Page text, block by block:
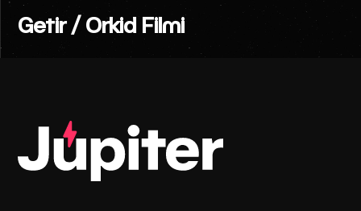
Getir / Orkid Filmi